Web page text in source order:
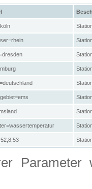
Parameter